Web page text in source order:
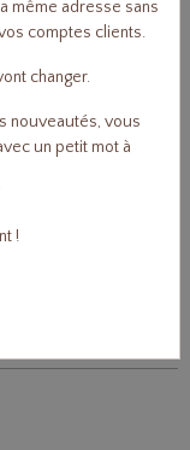
même adresse sans
comptes clients.
changer.
nouveautés, vous
un petit mot à
!